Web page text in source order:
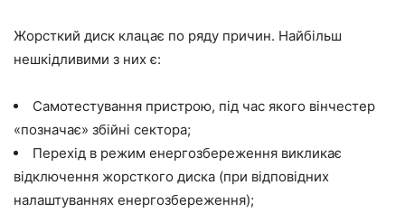
Жорсткий диск клацає по ряду причин. Найбільш
нешкідливими з них є:
Самотестування пристрою, під час якого вінчестер
«позначає» збійні сектора;
Перехід в режим енергозбереження викликає
відключення жорсткого диска (при відповідних
налаштуваннях енергозбереження);